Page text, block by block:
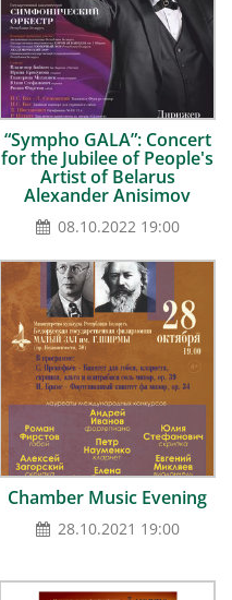
“Sympho GALA”: Concert
for the Jubilee of People's
Artist of Belarus
Alexander Anisimov
08.10.2022 19:00
Chamber Music Evening
28.10.2021 19:00